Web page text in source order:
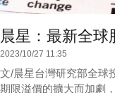
晨星：最新全球
2023/10/27 11:35
文/晨星台灣研究部全球
期限溢價的擴大而加劇